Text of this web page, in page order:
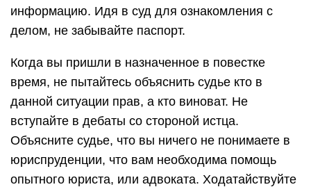
информацию. Идя в суд для ознакомления с
делом, не забывайте паспорт.
Когда вы пришли в назначенное в повестке
время, не пытайтесь объяснить судье кто в
данной ситуации прав, а кто виноват. Не
вступайте в дебаты со стороной истца.
Объясните судье, что вы ничего не понимаете в
юриспруденции, что вам необходима помощь
опытного юриста, или адвоката. Ходатайствуйте